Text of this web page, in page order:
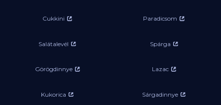
Cukkini Paradicsom
Salátalevél Spárga
Görögdinnye Lazac
Kukorica Sárgadinnye